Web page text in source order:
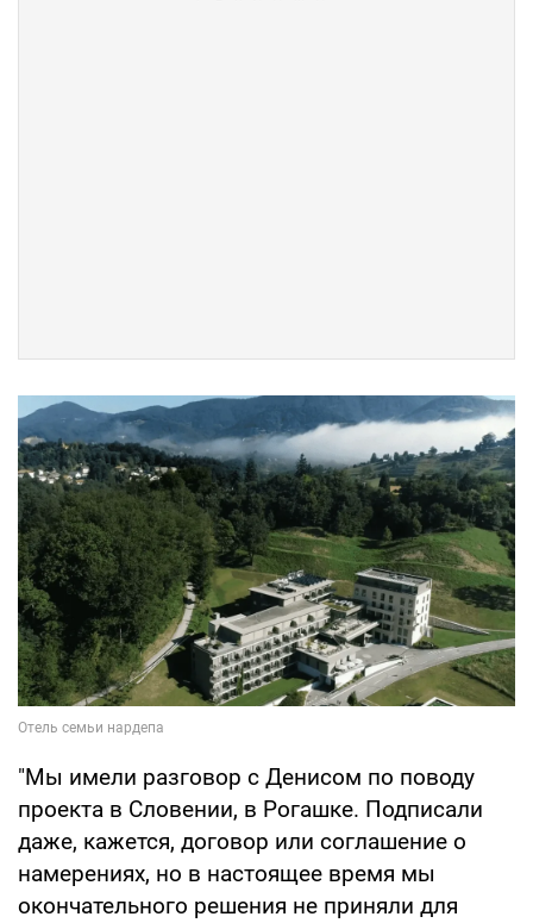
"Мы имели разговор с Денисом по поводу
проекта в Словении, в Рогашке. Подписали
даже, кажется, договор или соглашение о
намерениях, но в настоящее время мы
окончательного решения не приняли для